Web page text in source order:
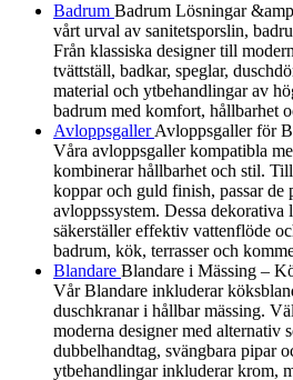
Badrum Badrum Lösningar
vårt urval av sanitetsporslin,
Från klassiska designer till
tvättställ, badkar, speglar,
material och ytbehandlingar av
badrum med komfort, hållbarhet
AvloppsgallerAvloppsgaller för
Våra avloppsgaller kompatibla
kombinerar hållbarhet och stil.
koppar och guld finish, passar
avloppssystem. Dessa
säkerställer effektiv vattenflöde
badrum, kök, terrasser och
Blandare Blandare i Mässing –
Vår Blandare inkluderar
duschkranar i hållbar mässing.
moderna designer med alternativ
dubbelhandtag, svängbara pipar
ytbehandlingar inkluderar krom,